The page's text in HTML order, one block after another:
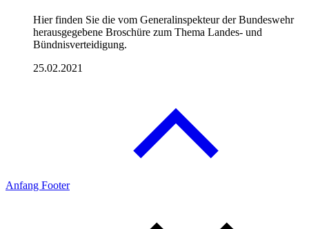
Hier finden Sie die vom Generalinspekteur der Bundeswehr
herausgegebene Broschüre zum Thema Landes- und
Bündnisverteidigung.
25.02.2021
Anfang Footer